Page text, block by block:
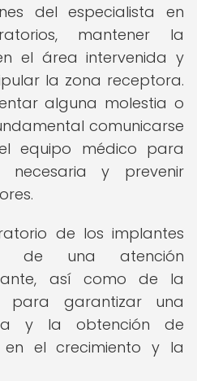
del especialista en
mantener la
el área intervenida y
la zona receptora.
alguna molestia o
comunicarse
equipo médico para
y prevenir
de los implantes
de una atención
así como de la
para garantizar una
y la obtención de
en el crecimiento y la